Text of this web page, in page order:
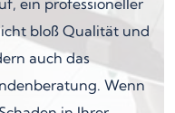
bloß Qualität und
auch das
Wenn